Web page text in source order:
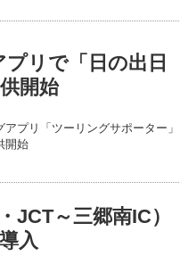
リで「日の出日
開始
プリ「ツーリングサポーター」
開始
JCT～三郷南IC）
入